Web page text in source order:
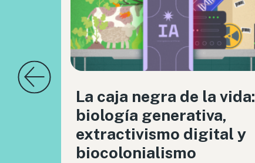
La caja negra de la vida:
biología generativa,
extractivismo digital y
biocolonialismo